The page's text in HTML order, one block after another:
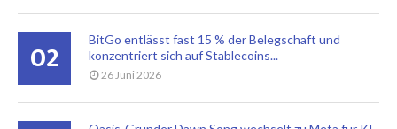
02
BitGo entlässt fast 15 % der Belegschaft und
konzentriert sich auf Stablecoins...
26 Juni 2026